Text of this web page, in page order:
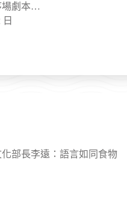
場劇本…
部長李遠：語言如同食物